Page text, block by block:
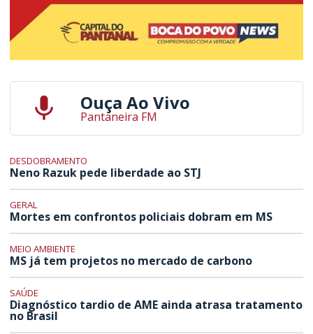
Ouça Ao Vivo
Pantaneira FM
DESDOBRAMENTO
Neno Razuk pede liberdade ao STJ
GERAL
Mortes em confrontos policiais dobram em MS
MEIO AMBIENTE
MS já tem projetos no mercado de carbono
SAÚDE
Diagnóstico tardio de AME ainda atrasa tratamento
no Brasil